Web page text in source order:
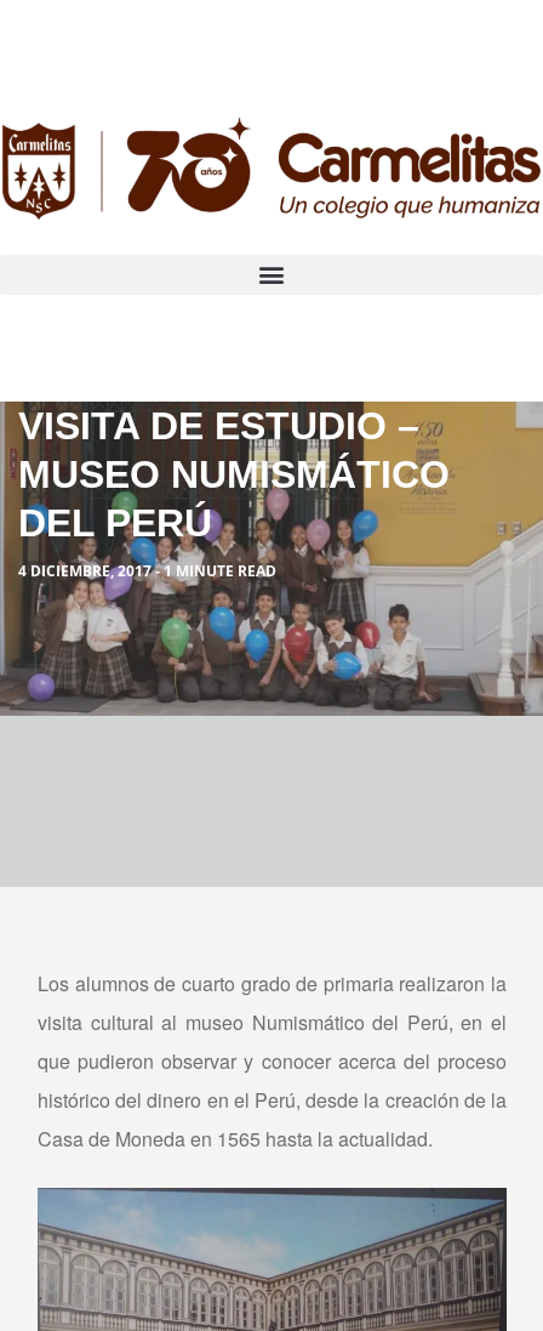
VISITA DE ESTUDIO –
MUSEO NUMISMÁTICO
DEL PERÚ
4 DICIEMBRE, 2017 - 1 MINUTE READ
Los alumnos de cuarto grado de primaria realizaron la
visita cultural al museo Numismático del Perú, en el
que pudieron observar y conocer acerca del proceso
histórico del dinero en el Perú, desde la creación de la
Casa de Moneda en 1565 hasta la actualidad.